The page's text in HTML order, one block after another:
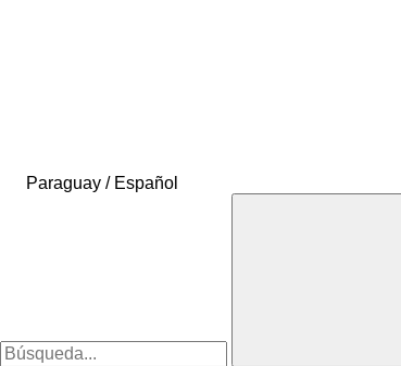
Paraguay / Español